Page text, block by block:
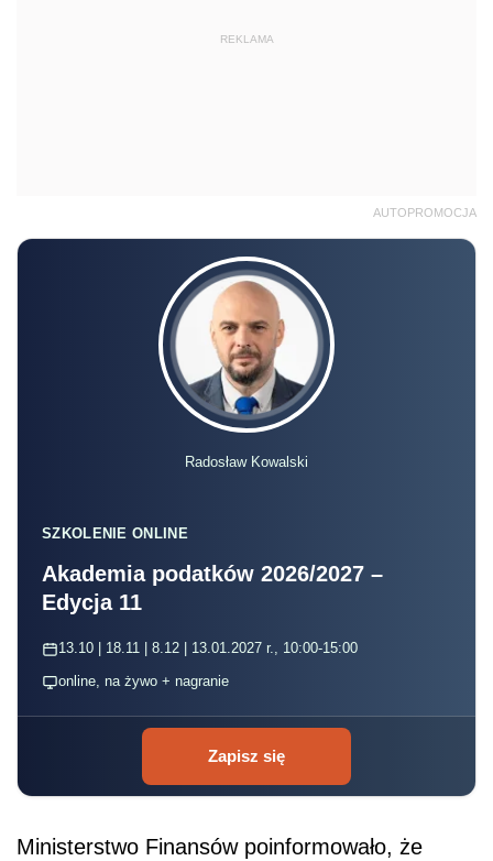
REKLAMA
AUTOPROMOCJA
Radosław Kowalski
SZKOLENIE ONLINE
Akademia podatków 2026/2027 –
Edycja 11
13.10 | 18.11 | 8.12 | 13.01.2027 r., 10:00-15:00
online, na żywo + nagranie
Zapisz się
Ministerstwo Finansów poinformowało, że